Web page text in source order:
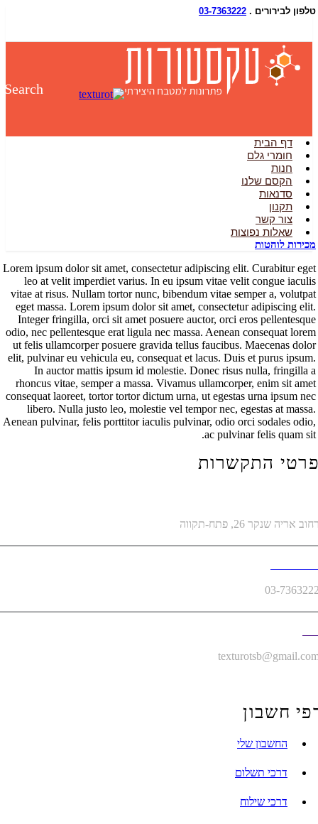
לבירורים .03-7363222
Search
דף הבית
חומרי גלם
חנות
הקסם שלנו
סדנאות
תקנון
צור קשר
שאלות נפוצות
לוהטות
Lorem ipsum dolor sit amet, consectetur adipiscing elit. Curabitur
leo at velit imperdiet varius. In eu ipsum vitae velit congue
vitae at risus. Nullam tortor nunc, bibendum vitae semper a,
eget massa. Lorem ipsum dolor sit amet, consectetur adipiscing
Integer fringilla, orci sit amet posuere auctor, orci eros
odio, nec pellentesque erat ligula nec massa. Aenean consequat
ut felis ullamcorper posuere gravida tellus faucibus. Maecenas
elit, pulvinar eu vehicula eu, consequat et lacus. Duis et purus
In auctor mattis ipsum id molestie. Donec risus nulla,
rhoncus vitae, semper a massa. Vivamus ullamcorper, enim sit
consequat laoreet, tortor tortor dictum urna, ut egestas urna ipsum
libero. Nulla justo leo, molestie vel tempor nec, egestas at
Aenean pulvinar, felis porttitor iaculis pulvinar, odio orci sodales
ac pulvinar felis
התקשרות
שנקר 26, פתח-תקווה
03-
חשבון
החשבון שלי
דרכי תשלום
דרכי שילוח